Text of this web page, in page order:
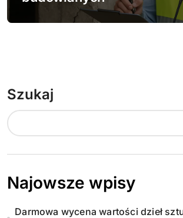
Szukaj
Najowsze wpisy
Darmowa wycena wartości dzieł